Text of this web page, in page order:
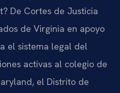
De Cortes de Justicia
de Virginia en apoyo
el sistema legal del
activas al colegio de
el Distrito de